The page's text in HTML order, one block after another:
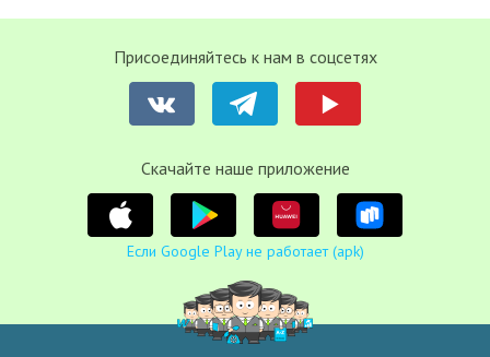
Присоединяйтесь к нам в соцсетях
Cкачайте наше приложение
Если Google Play не работает (apk)